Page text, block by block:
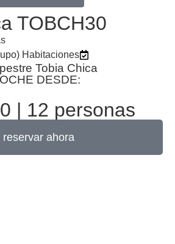
TOBCH30
Habitaciones
Tobia Chica
DESDE:
| 12 personas
reservar ahora